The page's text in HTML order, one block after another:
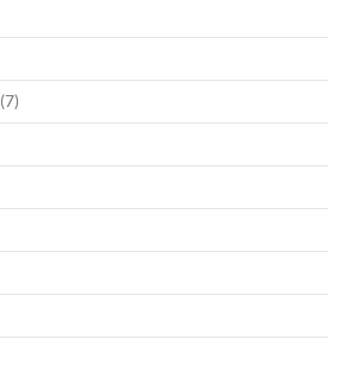
(7)